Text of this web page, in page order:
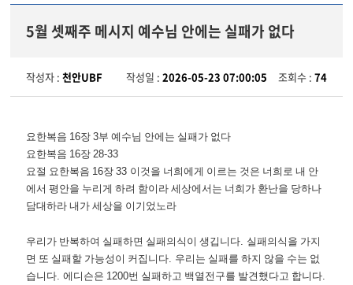
5월 셋째주 메시지 예수님 안에는 실패가 없다
작성자 :천안UBF 작성일 :2026-05-23 07:00:05 조회수 : 74
요한복음 16장3부 예수님 안에는 실패가 없다
요한복음 16장28-33
요절 요한복음 16장33 이것을 너희에게 이르는 것은 너희로 내 안
에서 평안을 누리게 하려 함이라 세상에서는 너희가 환난을 당하나
담대하라 내가 세상을 이기었노라
우리가 반복하여 실패하면 실패의식이 생깁니다. 실패의식을 가지
면 또 실패할 가능성이 커집니다. 우리는 실패를 하지 않을 수는 없
습니다.에디슨은 1200번 실패하고 백열전구를 발견했다고 합니다.